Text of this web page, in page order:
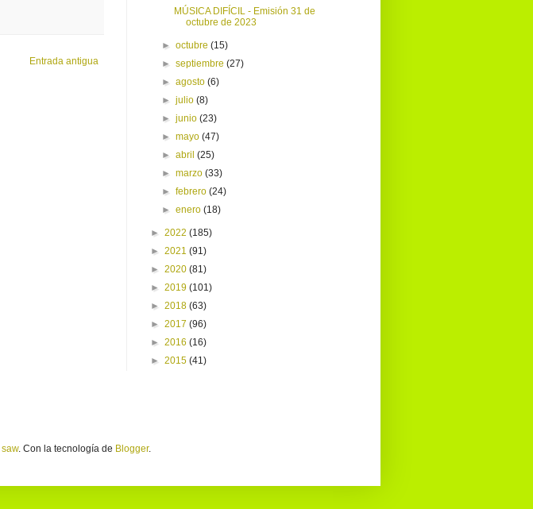
Entrada antigua
MÚSICA DIFÍCIL - Emisión 31 de
octubre de 2023
►octubre(15)
►septiembre(27)
►agosto(6)
►julio(8)
►junio(23)
►mayo(47)
►abril(25)
►marzo(33)
►febrero(24)
►enero(18)
► 2022 (185)
► 2021 (91)
► 2020 (81)
► 2019 (101)
► 2018 (63)
► 2017 (96)
► 2016 (16)
► 2015 (41)
saw. Con la tecnología de Blogger.